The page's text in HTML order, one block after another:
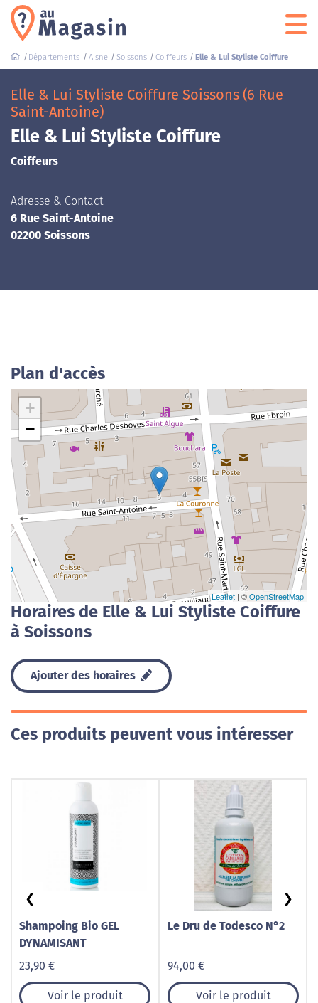
Départements Aisne Soissons Coiffeurs Elle & Lui Styliste Coiffure
Elle & Lui Styliste Coiffure Soissons (6 Rue
Saint-Antoine)
Elle & Lui Styliste Coiffure
Coiffeurs
Adresse & Contact
6 Rue Saint-Antoine
02200 Soissons
Plan d'accès
+
−
Leaflet | ©OpenStreetMap
Horaires de Elle & Lui Styliste Coiffure
à Soissons
Ajouter des horaires
Ces produits peuvent vous intéresser
Shampoing Bio GEL
DYNAMISANT
23,90 €
Voir le produit
Le Dru de Todesco N°2
94,00 €
Voir le produit
❮ ❯